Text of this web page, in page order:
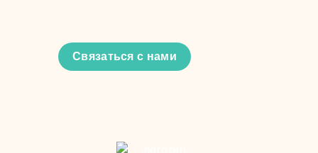
Связаться с нами